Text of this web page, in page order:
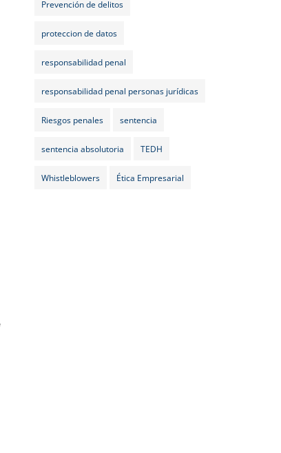
Prevención de delitos
proteccion de datos
responsabilidad penal
responsabilidad penal personas jurídicas
Riesgos penales sentencia
sentencia absolutoria TEDH
Whistleblowers Ética Empresarial